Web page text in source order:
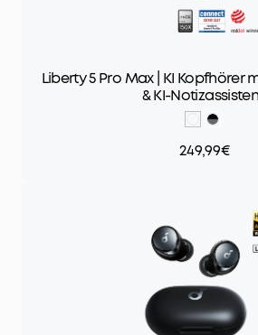
Liberty 5 Pro Max | KI Kopfhörer
& KI-
249,99€